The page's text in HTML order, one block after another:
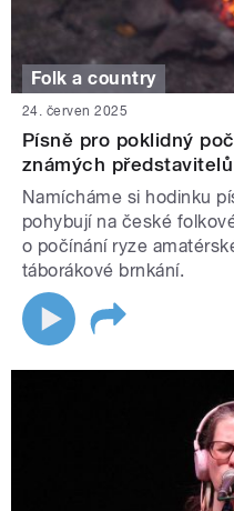
Folk a country
24. červen 2025
Písně pro poklidný
známých
Namícháme si hodinku
pohybují na české
o počínání ryze
táborákové brnkání.